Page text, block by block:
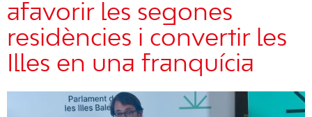
afavorir les segones
residències i convertir les
Illes en una franquícia